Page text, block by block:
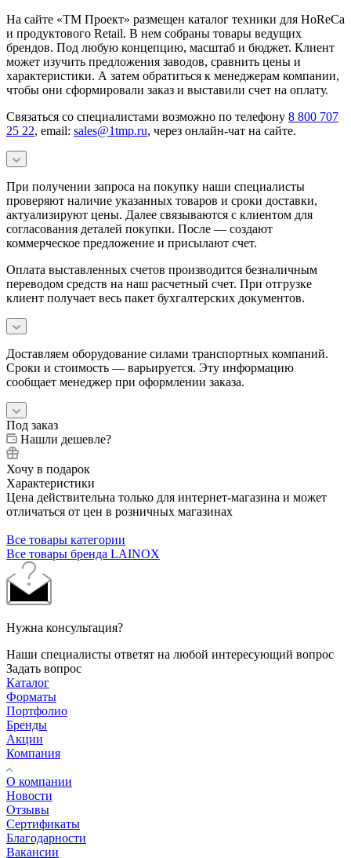
На сайте «ТМ Проект» размещен каталог техники для HoReCa
и продуктового Retail. В нем собраны товары ведущих
брендов. Под любую концепцию, масштаб и бюджет. Клиент
может изучить предложения заводов, сравнить цены и
характеристики. А затем обратиться к менеджерам компании,
чтобы они сформировали заказ и выставили счет на оплату.
Связаться со специалистами возможно по телефону 8 800 707
25 22, email: sales@1tmp.ru, через онлайн-чат на сайте.
При получении запроса на покупку наши специалисты
проверяют наличие указанных товаров и сроки доставки,
актуализируют цены. Далее связываются с клиентом для
согласования деталей покупки. После — создают
коммерческое предложение и присылают счет.
Оплата выставленных счетов производится безналичным
переводом средств на наш расчетный счет. При отгрузке
клиент получает весь пакет бухгалтерских документов.
Доставляем оборудование силами транспортных компаний.
Сроки и стоимость — варьируется. Эту информацию
сообщает менеджер при оформлении заказа.
Под заказ
Нашли дешевле?
Хочу в подарок
Характеристики
Цена действительна только для интернет-магазина и может
отличаться от цен в розничных магазинах
Все товары категории
Все товары бренда LAINOX
Нужна консультация?
Наши специалисты ответят на любой интересующий вопрос
Задать вопрос
Каталог
Форматы
Портфолио
Бренды
Акции
Компания
О компании
Новости
Отзывы
Сертификаты
Благодарности
Вакансии